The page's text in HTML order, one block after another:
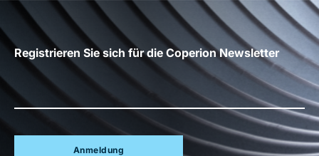
Registrieren Sie sich für die Coperion Newsletter
Anmeldung